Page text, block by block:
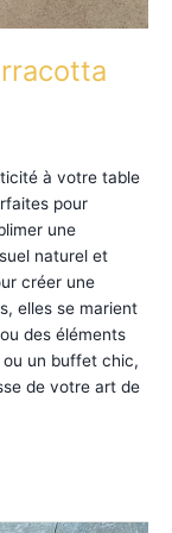
à votre table
pour
une
naturel et
créer une
elles se marient
des éléments
ou un buffet chic,
de votre art de